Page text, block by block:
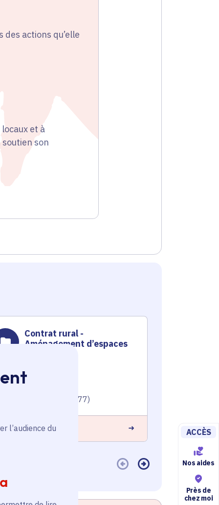
l’audience du
ACCÈS
Nos aides
Près de
chez moi
actions qu’elle
et à
son
Contrat rural -
Aménagement d’espaces
Territoire
Saint-Cyr-sur-Morin (77)
savoir plus En savoir plus